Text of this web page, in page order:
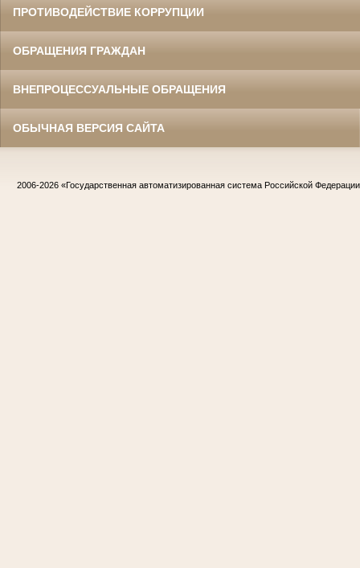
ПРОТИВОДЕЙСТВИЕ КОРРУПЦИИ
ОБРАЩЕНИЯ ГРАЖДАН
ВНЕПРОЦЕССУАЛЬНЫЕ ОБРАЩЕНИЯ
ОБЫЧНАЯ ВЕРСИЯ САЙТА
2006-2026 «Государственная автоматизированная система Российской